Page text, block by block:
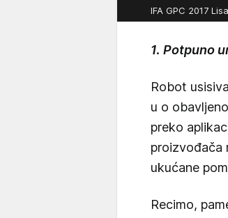
IFA GPC 2017
1. Potpuno
Robot
u o
preko
proizvođača
ukućane
Recimo,